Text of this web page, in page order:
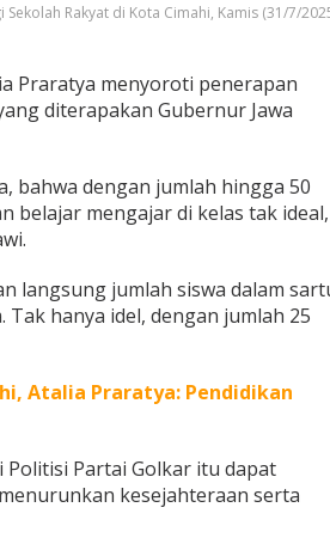
Rakyat di Kota Cimahi, Kamis (31/7/
Praratya menyoroti penerapan
diterapakan Gubernur Jawa
bahwa dengan jumlah hingga 50
belajar mengajar di kelas tak ideal,
langsung jumlah siswa dalam
hanya idel, dengan jumlah 25
Atalia Praratya: Pendidikan
Politisi Partai Golkar itu dapat
kesejahteraan serta